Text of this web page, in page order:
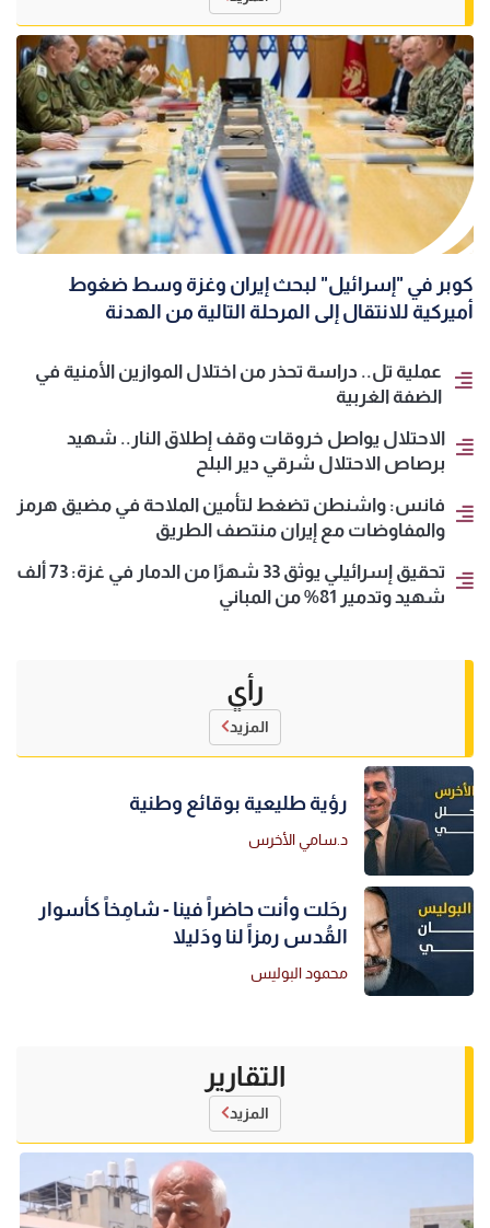
كوبر في "إسرائيل" لبحث إيران وغزة وسط ضغوط
أميركية للانتقال إلى المرحلة التالية من الهدنة
عملية تل.. دراسة تحذر من اختلال الموازين الأمنية في
الضفة الغربية
الاحتلال يواصل خروقات وقف إطلاق النار.. شهيد
برصاص الاحتلال شرقي دير البلح
فانس: واشنطن تضغط لتأمين الملاحة في مضيق هرمز
والمفاوضات مع إيران منتصف الطريق
تحقيق إسرائيلي يوثق 33 شهرًا من الدمار في غزة: 73 ألف
شهيد وتدمير 81% من المباني
رأي
المزيد
رؤية طليعية بوقائع وطنية
د.سامي الأخرس
رحَلت وأنت حاضراً فينا - شامِخاً كأسوار
القُدس رمزاً لنا ودَليلا
محمود البوليس
التقارير
المزيد